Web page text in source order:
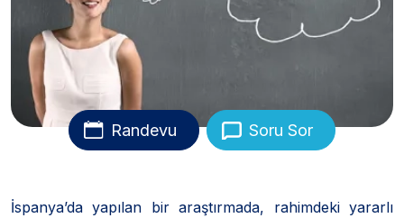
Randevu Soru Sor
İspanya’da yapılan bir araştırmada, rahimdeki yararlı